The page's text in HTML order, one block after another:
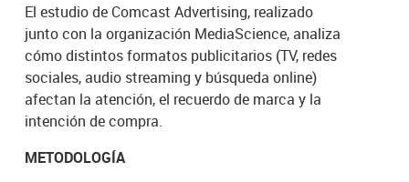
El estudio de Comcast Advertising, realizado
junto con la organización MediaScience, analiza
cómo distintos formatos publicitarios (TV, redes
sociales, audio streaming y búsqueda online)
afectan la atención, el recuerdo de marca y la
intención de compra.
METODOLOGÍA